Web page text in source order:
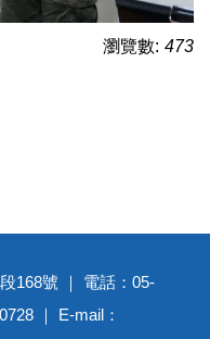
瀏覽數: 473
168號 ｜ 電話：05-
｜ E-mail：